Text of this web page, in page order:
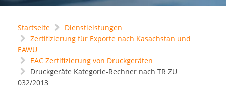
Startseite
Dienstleistungen
Zertifizierung für Exporte nach Kasachstan und
EAWU
EAC Zertifizierung von Druckgeräten
Druckgeräte Kategorie-Rechner nach TR ZU
032/2013